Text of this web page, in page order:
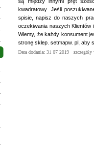
kwadratowy. Jeśli
spisie, napisz do naszych
oczekiwania naszych
Wiemy, że każdy konsument
stronę sklep. setmapw. pl, aby
Data dodania: 31 07 2019 ·